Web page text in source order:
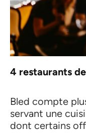
4 restaurants
Bled compte
servant une
dont certains